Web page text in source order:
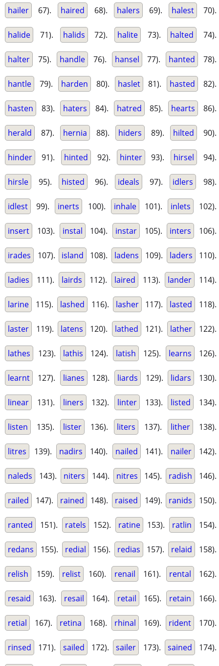
hailer 67). haired 68). halers 69). halest 70).
halide 71). halids 72). halite 73). halted 74).
halter 75). handle 76). hansel 77). hanted 78).
hantle 79). harden 80). haslet 81). hasted 82).
hasten 83). haters 84). hatred 85). hearts 86).
herald 87). hernia 88). hiders 89). hilted 90).
hinder 91). hinted 92). hinter 93). hirsel 94).
hirsle 95). histed 96). ideals 97). idlers 98).
idlest 99). inerts 100). inhale 101). inlets 102).
insert 103). instal 104). instar 105). inters 106).
irades 107). island 108). ladens 109). laders 110).
ladies 111). lairds 112). laired 113). lander 114).
larine 115). lashed 116). lasher 117). lasted 118).
laster 119). latens 120). lathed 121). lather 122).
lathes 123). lathis 124). latish 125). learns 126).
learnt 127). lianes 128). liards 129). lidars 130).
linear 131). liners 132). linter 133). listed 134).
listen 135). lister 136). liters 137). lither 138).
litres 139). nadirs 140). nailed 141). nailer 142).
naleds 143). niters 144). nitres 145). radish 146).
railed 147). rained 148). raised 149). ranids 150).
ranted 151). ratels 152). ratine 153). ratlin 154).
redans 155). redial 156). redias 157). relaid 158).
relish 159). relist 160). renail 161). rental 162).
resaid 163). resail 164). retail 165). retain 166).
retial 167). retina 168). rhinal 169). rident 170).
rinsed 171). sailed 172). sailer 173). sained 174).